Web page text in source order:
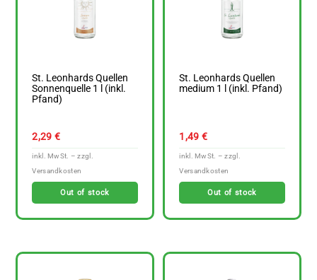
St. Leonhards Quellen
Sonnenquelle 1 l (inkl.
Pfand)
2,29 €
Out of stock
St. Leonhards Quellen
medium 1 l (inkl. Pfand)
1,49 €
Out of stock